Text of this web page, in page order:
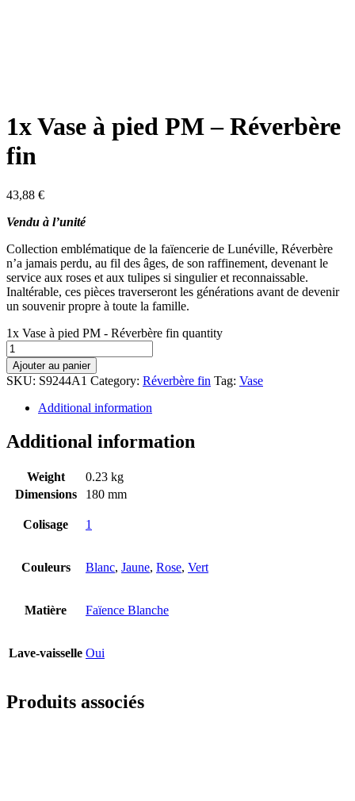
1x Vase à pied PM – Réverbère
fin
43,88 €
Vendu à l’unité
Collection emblématique de la faïencerie de Lunéville, Réverbère
n’a jamais perdu, au fil des âges, de son raffinement, devenant le
service aux roses et aux tulipes si singulier et reconnaissable.
Inaltérable, ces pièces traverseront les générations avant de devenir
un souvenir propre à toute la famille.
1x Vase à pied PM - Réverbère fin quantity
Ajouter au panier
SKU: S9244A1 Category: Réverbère fin Tag: Vase
Additional information
Additional information
Weight
0.23 kg
Dimensions
180 mm
Colisage 1
Couleurs Blanc, Jaune, Rose, Vert
Matière Faïence Blanche
Lave-vaisselle Oui
Produits associés